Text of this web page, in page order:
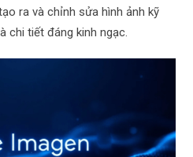
ra và chỉnh sửa hình ảnh kỹ
chi tiết đáng kinh ngạc.